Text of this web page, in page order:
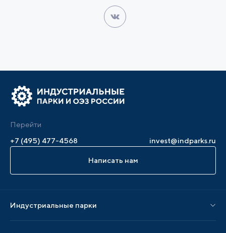
Перейти
+7 (495) 477-4568
invest@indparks.ru
Написать нам
Индустриальные парки